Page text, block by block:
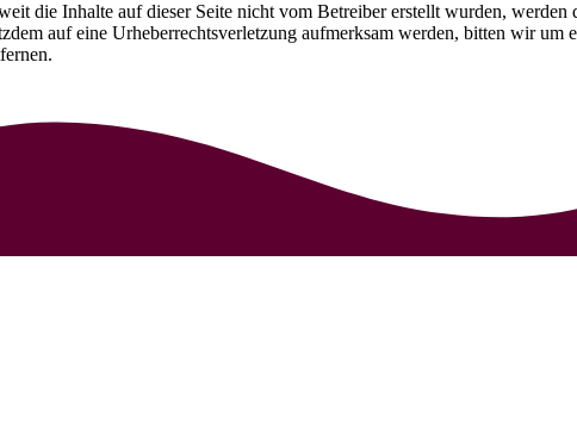
die Inhalte auf dieser Seite nicht vom Betreiber erstellt wurden,
auf eine Urheberrechtsverletzung aufmerksam werden, bitten wir